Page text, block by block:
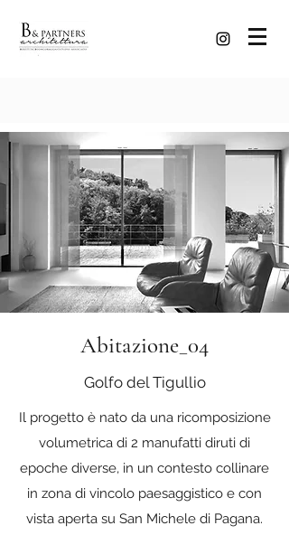
Abitazione_04
Golfo del Tigullio
Il progetto è nato da una ricomposizione
volumetrica di 2 manufatti diruti di
epoche diverse, in un contesto collinare
in zona di vincolo paesaggistico e con
vista aperta su San Michele di Pagana.